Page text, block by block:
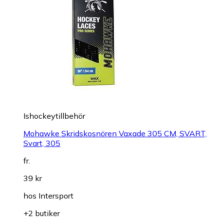
Ishockeytillbehör
Mohawke Skridskosnören Vaxade 305 CM, SVART,
Svart, 305
fr.
39 kr
hos Intersport
+2 butiker